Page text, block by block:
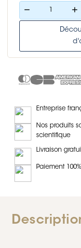
remove add
Entreprise
Nos produits
scientifique
Livraison
Paiement